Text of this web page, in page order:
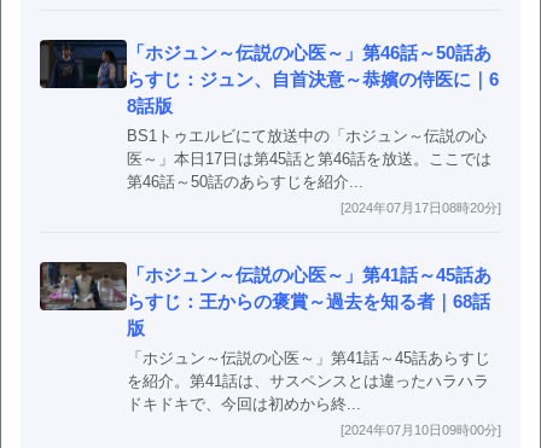
「ホジュン～伝説の心医～」第46話～50話あ
らすじ：ジュン、自首決意～恭嬪の侍医に｜6
8話版
BS1トゥエルビにて放送中の「ホジュン～伝説の心
医～」本日17日は第45話と第46話を放送。ここでは
第46話～50話のあらすじを紹介...
[2024年07月17日08時20分]
「ホジュン～伝説の心医～」第41話～45話あ
らすじ：王からの褒賞～過去を知る者｜68話
版
「ホジュン～伝説の心医～」第41話～45話あらすじ
を紹介。第41話は、サスペンスとは違ったハラハラ
ドキドキで、今回は初めから終...
[2024年07月10日09時00分]